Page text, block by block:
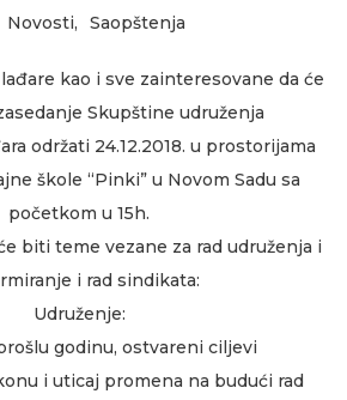
Novosti, Saopštenja
kao i sve zainteresovane da će
Skupštine udruženja
održati 24.12.2018. u prostorijama
škole “Pinki” u Novom Sadu sa
početkom u 15h.
biti teme vezane za rad udruženja i
i rad sindikata:
Udruženje:
godinu, ostvareni ciljevi
i uticaj promena na budući rad